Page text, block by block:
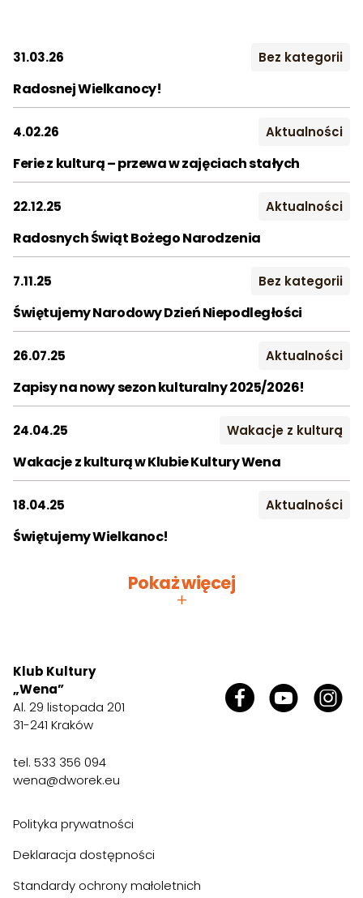
2019 2020 2021
Miesiąc:
STY LUT MAR
CZE
LIP SIE WRZ
GRU
Radosnej Wielkanocy!
31.03.26 Bez kategorii
Ferie z kulturą – przewa w zajęciach stałych
4.02.26 Aktualności
Radosnych Świąt Bożego Narodzenia
22.12.25 Aktualności
Świętujemy Narodowy Dzień Niepodległości
7.11.25 Bez kategorii
Zapisy na nowy sezon kulturalny 2025/2026!
26.07.25 Aktualności
Wakacje z kulturą w Klubie Kultury Wena
24.04.25 Wakacje z kulturą
Świętujemy Wielkanoc!
18.04.25 Aktualności
Pokaż więcej
+
Klub Kultury
„Wena”
Al. 29 listopada 201
31-241 Kraków
tel. 533 356 094
wena@dworek.eu
Polityka prywatności
Deklaracja dostępności
Standardy ochrony małoletnich